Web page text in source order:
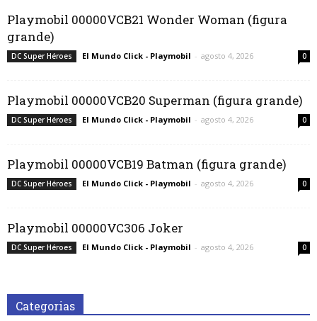
Playmobil 00000VCB21 Wonder Woman (figura
grande)
DC Super Héroes El Mundo Click - Playmobil - agosto 4, 2026 0
Playmobil 00000VCB20 Superman (figura grande)
DC Super Héroes El Mundo Click - Playmobil - agosto 4, 2026 0
Playmobil 00000VCB19 Batman (figura grande)
DC Super Héroes El Mundo Click - Playmobil - agosto 4, 2026 0
Playmobil 00000VC306 Joker
DC Super Héroes El Mundo Click - Playmobil - agosto 4, 2026 0
Categorias